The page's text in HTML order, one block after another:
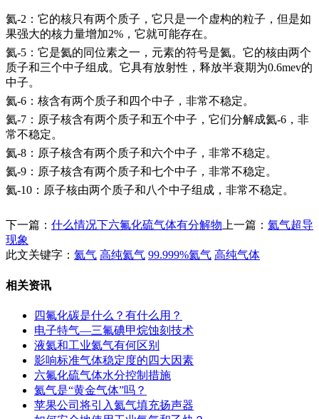
氦-2：它的核只有两个质子，它只是一个虚构的粒子，但是如
果强大的核力量增加2%，它就可能存在。
氦-5：它是氦的同位素之一，元素的符号是氦。它的核由两个
质子和三个中子组成。它具有放射性，释放半衰期为0.6mev的
中子。
氦-6：核含有两个质子和四个中子，非常不稳定。
氦-7：原子核含有两个质子和五个中子，它们分解成氦-6，非
常不稳定。
氦-8：原子核含有两个质子和六个中子，非常不稳定。
氦-9：原子核含有两个质子和七个中子，非常不稳定。
氦-10：原子核由两个质子和八个中子组成，非常不稳定。
下一篇： 什么情况下六氟化硫气体有分解物 上一篇： 氦气超导
现象
此文关键字： 氦气 高纯氦气 99.999%氦气 高纯气体
相关资讯
四氟化碳是什么？有什么用？
电子特气—三氟碘甲烷蚀刻技术
液氦和工业氦气有何区别
影响标准气体稳定度的四大因素
六氟化硫气体水分控制措施
氦气是“黄金气体”吗？
苹果公司将引入氦气填充扬声器